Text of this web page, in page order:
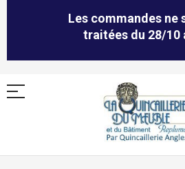
Les commandes ne
traitées du 28/10
Allez